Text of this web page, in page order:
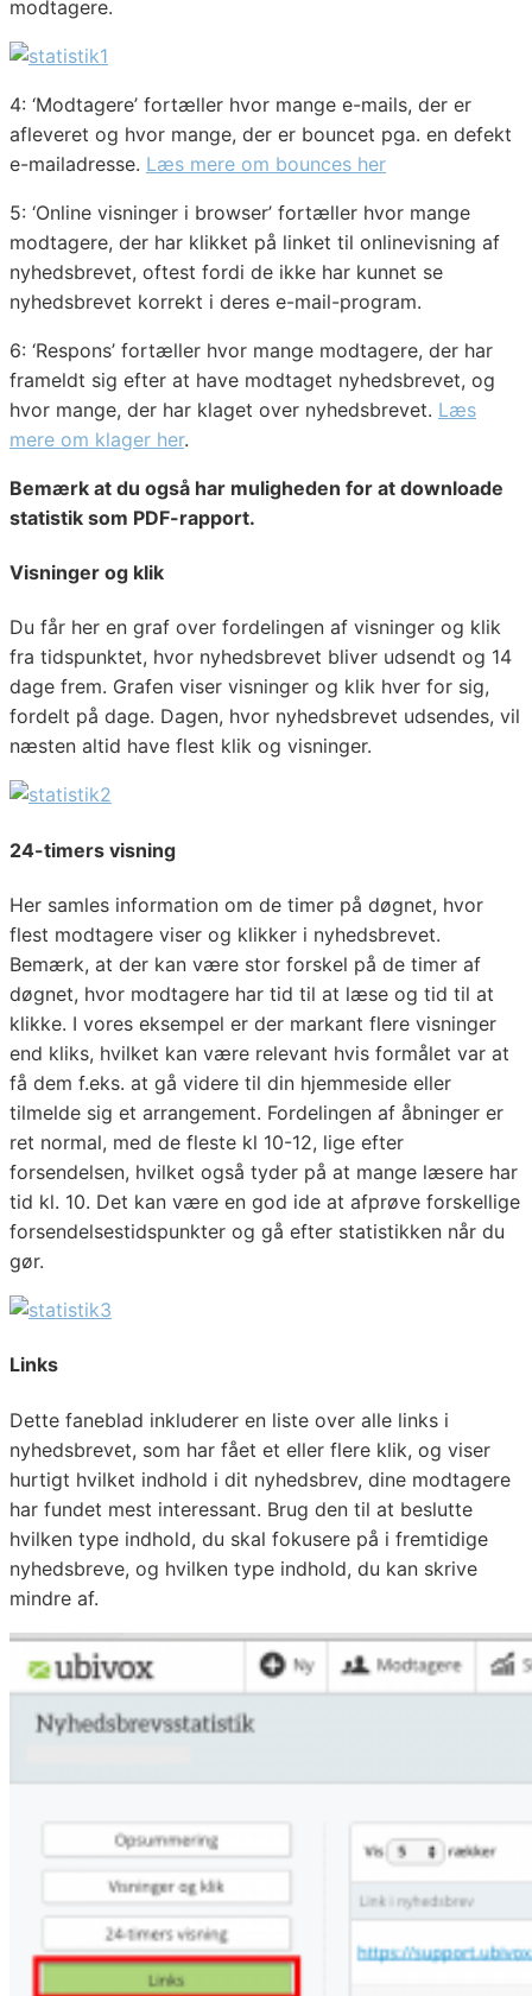
modtagere.
4: ‘Modtagere’ fortæller hvor mange e-mails, der er
afleveret og hvor mange, der er bouncet pga. en defekt
e-mailadresse. Læs mere om bounces her
5: ‘Online visninger i browser’ fortæller hvor mange
modtagere, der har klikket på linket til onlinevisning af
nyhedsbrevet, oftest fordi de ikke har kunnet se
nyhedsbrevet korrekt i deres e-mail-program.
6: ‘Respons’ fortæller hvor mange modtagere, der har
frameldt sig efter at have modtaget nyhedsbrevet, og
hvor mange, der har klaget over nyhedsbrevet. Læs
mere om klager her.
Bemærk at du også har muligheden for at downloade
statistik som PDF-rapport.
Visninger og klik
Du får her en graf over fordelingen af visninger og klik
fra tidspunktet, hvor nyhedsbrevet bliver udsendt og 14
dage frem. Grafen viser visninger og klik hver for sig,
fordelt på dage. Dagen, hvor nyhedsbrevet udsendes, vil
næsten altid have flest klik og visninger.
24-timers visning
Her samles information om de timer på døgnet, hvor
flest modtagere viser og klikker i nyhedsbrevet.
Bemærk, at der kan være stor forskel på de timer af
døgnet, hvor modtagere har tid til at læse og tid til at
klikke. I vores eksempel er der markant flere visninger
end kliks, hvilket kan være relevant hvis formålet var at
få dem f.eks. at gå videre til din hjemmeside eller
tilmelde sig et arrangement. Fordelingen af åbninger er
ret normal, med de fleste kl 10-12, lige efter
forsendelsen, hvilket også tyder på at mange læsere har
tid kl. 10. Det kan være en god ide at afprøve forskellige
forsendelsestidspunkter og gå efter statistikken når du
gør.
Links
Dette faneblad inkluderer en liste over alle links i
nyhedsbrevet, som har fået et eller flere klik, og viser
hurtigt hvilket indhold i dit nyhedsbrev, dine modtagere
har fundet mest interessant. Brug den til at beslutte
hvilken type indhold, du skal fokusere på i fremtidige
nyhedsbreve, og hvilken type indhold, du kan skrive
mindre af.